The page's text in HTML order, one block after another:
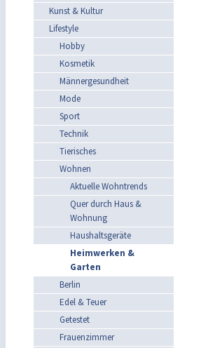
Kunst & Kultur
Lifestyle
Hobby
Kosmetik
Männergesundheit
Mode
Sport
Technik
Tierisches
Wohnen
Aktuelle Wohntrends
Quer durch Haus &
Wohnung
Haushaltsgeräte
Heimwerken &
Garten
Berlin
Edel & Teuer
Getestet
Frauenzimmer